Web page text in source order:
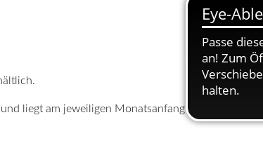
liegt am jeweiligen Monatsanfang an folgenden